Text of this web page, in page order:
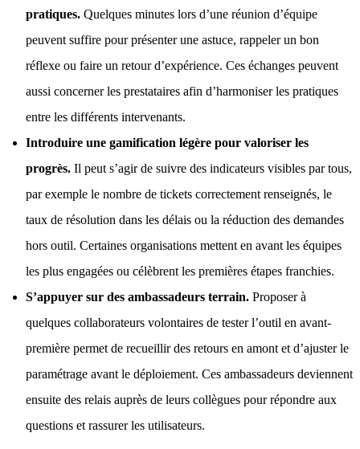
pratiques. Quelques minutes lors d’une réunion d’équipe
peuvent suffire pour présenter une astuce, rappeler un bon
réflexe ou faire un retour d’expérience. Ces échanges peuvent
aussi concerner les prestataires afin d’harmoniser les pratiques
entre les différents intervenants.
Introduire une gamification légère pour valoriser les
progrès. Il peut s’agir de suivre des indicateurs visibles par tous,
par exemple le nombre de tickets correctement renseignés, le
taux de résolution dans les délais ou la réduction des demandes
hors outil. Certaines organisations mettent en avant les équipes
les plus engagées ou célèbrent les premières étapes franchies.
S’appuyer sur des ambassadeurs terrain. Proposer à
quelques collaborateurs volontaires de tester l’outil en avant-
première permet de recueillir des retours en amont et d’ajuster le
paramétrage avant le déploiement. Ces ambassadeurs deviennent
ensuite des relais auprès de leurs collègues pour répondre aux
questions et rassurer les utilisateurs.